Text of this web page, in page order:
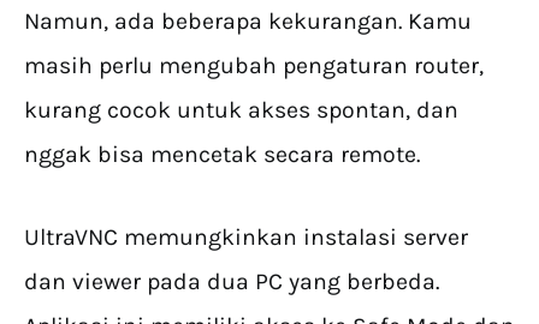
Namun, ada beberapa kekurangan. Kamu
masih perlu mengubah pengaturan router,
kurang cocok untuk akses spontan, dan
nggak bisa mencetak secara remote.
UltraVNC memungkinkan instalasi server
dan viewer pada dua PC yang berbeda.